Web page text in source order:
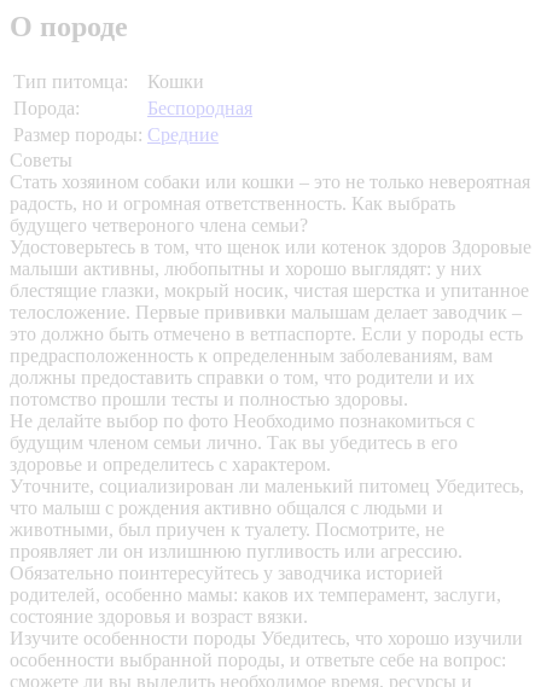
О породе
Тип питомца:
Кошки
Порода:
Беспородная
Размер породы: Средние
Советы
Стать хозяином собаки или кошки – это не только невероятная
радость, но и огромная ответственность. Как выбрать
будущего четвероного члена семьи?
Удостоверьтесь в том, что щенок или котенок здоров Здоровые
малыши активны, любопытны и хорошо выглядят: у них
блестящие глазки, мокрый носик, чистая шерстка и упитанное
телосложение. Первые прививки малышам делает заводчик –
это должно быть отмечено в ветпаспорте. Если у породы есть
предрасположенность к определенным заболеваниям, вам
должны предоставить справки о том, что родители и их
потомство прошли тесты и полностью здоровы.
Не делайте выбор по фото Необходимо познакомиться с
будущим членом семьи лично. Так вы убедитесь в его
здоровье и определитесь с характером.
Уточните, социализирован ли маленький питомец Убедитесь,
что малыш с рождения активно общался с людьми и
животными, был приучен к туалету. Посмотрите, не
проявляет ли он излишнюю пугливость или агрессию.
Обязательно поинтересуйтесь у заводчика историей
родителей, особенно мамы: каков их темперамент, заслуги,
состояние здоровья и возраст вязки.
Изучите особенности породы Убедитесь, что хорошо изучили
особенности выбранной породы, и ответьте себе на вопрос:
сможете ли вы выделить необходимое время, ресурсы и